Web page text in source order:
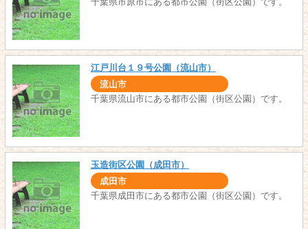
千葉県市原市にある都市公園（街区公園）です。
江戸川台１９号公園（流山市）
流山市
千葉県流山市にある都市公園（街区公園）です。
玉造街区公園（成田市）
成田市
千葉県成田市にある都市公園（街区公園）です。